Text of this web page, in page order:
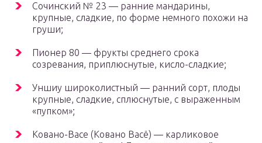
Сочинский № 23 — ранние мандарины,
крупные, сладкие, по форме немного похожи на
груши;
Пионер 80 — фрукты среднего срока
созревания, приплюснутые, кисло-сладкие;
Уншиу широколистный — ранний сорт, плоды
крупные, сладкие, сплюснутые, с выраженным
«пупком»;
Ковано-Васе (Ковано Васё) — карликовое